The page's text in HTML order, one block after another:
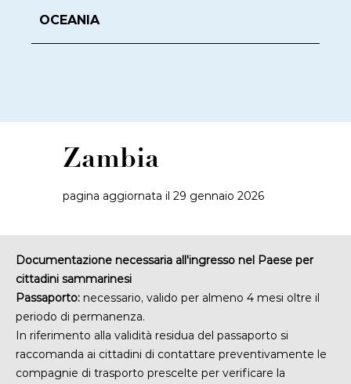
OCEANIA
Zambia
pagina aggiornata il 29 gennaio 2026
Documentazione necessaria all'ingresso nel Paese per
cittadini sammarinesi
Passaporto: necessario, valido per almeno 4 mesi oltre il
periodo di permanenza.
In riferimento alla validità residua del passaporto si
raccomanda ai cittadini di contattare preventivamente le
compagnie di trasporto prescelte per verificare la